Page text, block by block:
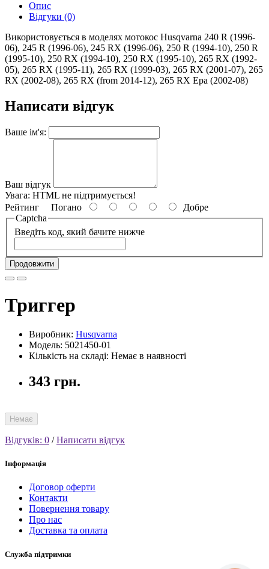
Опис
Відгуки (0)
Використовується в моделях мотокос Husqvarna 240 R (1996-
06), 245 R (1996-06), 245 RX (1996-06), 250 R (1994-10), 250 R
(1995-10), 250 RX (1994-10), 250 RX (1995-10), 265 RX (1992-
05), 265 RX (1995-11), 265 RX (1999-03), 265 RX (2001-07), 265
RX (2002-08), 265 RX (from 2014-12), 265 RX Epa (2002-08)
Написати відгук
Ваше ім'я:
Ваш відгук
Увага: HTML не підтримується!
Рейтинг Погано
Добре
Captcha
Введіть код, який бачите нижче
Продовжити
Триггер
Виробник: Husqvarna
Модель: 5021450-01
Кількість на складі: Немає в наявності
343 грн.
Немає
Відгуків: 0 /Написати відгук
Інформація
Договор оферти
Контакти
Повернення товару
Про нас
Доставка та оплата
Служба підтримки